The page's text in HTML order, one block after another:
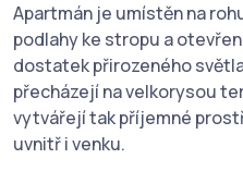
Apartmán je umístěn na
podlahy ke stropu a
dostatek přirozeného
přecházejí na velkorysou
vytvářejí tak příjemné
uvnitř i venku.